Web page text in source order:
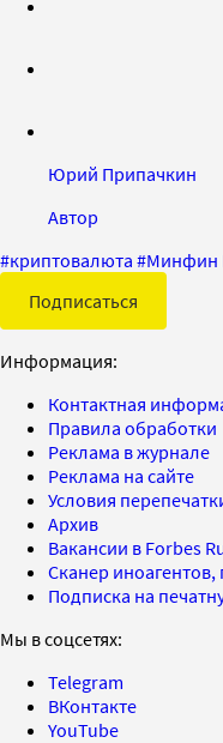
Юрий Припачкин
Автор
#криптовалюта #Минфин
Подписаться
Информация:
Контактная
Правила обработки
Реклама в журнале
Реклама на сайте
Условия
Архив
Вакансии в Forbes
Сканер
Подписка на
Мы в соцсетях:
Telegram
ВКонтакте
YouTube